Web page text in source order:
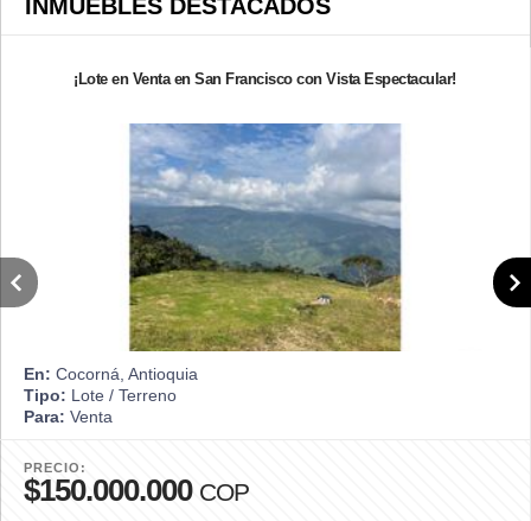
INMUEBLES DESTACADOS
¡Lote en Venta en San Francisco con Vista Espectacular!
En: Cocorná, Antioquia
Tipo: Lote / Terreno
Para: Venta
PRECIO:
$150.000.000 COP